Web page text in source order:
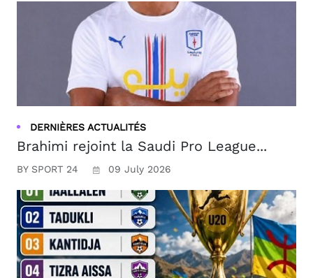
DERNIÈRES ACTUALITÉS
Brahimi rejoint la Saudi Pro League...
BY SPORT 24 09 July 2026